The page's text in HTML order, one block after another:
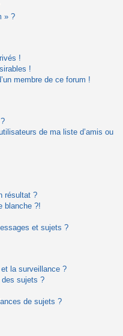
» ?
!
!
membre de ce forum !
de ma liste d’amis ou
résultat ?
blanche ?!
et sujets ?
la surveillance ?
des sujets ?
de sujets ?